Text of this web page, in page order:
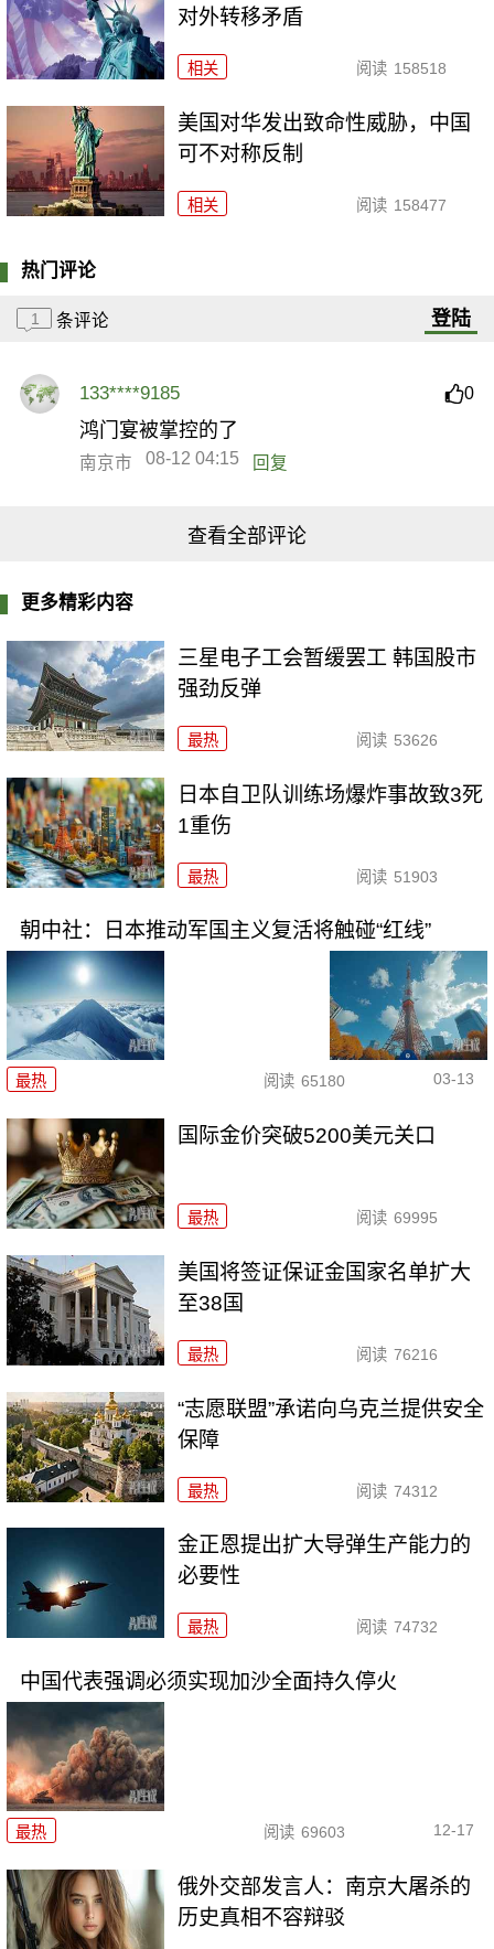
对外转移矛盾
相关 阅读 158518
美国对华发出致命性威胁，中国
可不对称反制
相关 阅读 158477
热门评论
1 条评论 登陆
133****9185 0
鸿门宴被掌控的了
南京市 08-12 04:15 回复
查看全部评论
更多精彩内容
三星电子工会暂缓罢工 韩国股市
强劲反弹
最热 阅读 53626
日本自卫队训练场爆炸事故致3死
1重伤
最热 阅读 51903
朝中社：日本推动军国主义复活将触碰“红线”
最热 阅读 65180 03-13
国际金价突破5200美元关口
最热 阅读 69995
美国将签证保证金国家名单扩大
至38国
最热 阅读 76216
“志愿联盟”承诺向乌克兰提供安全
保障
最热 阅读 74312
金正恩提出扩大导弹生产能力的
必要性
最热 阅读 74732
中国代表强调必须实现加沙全面持久停火
最热 阅读 69603 12-17
俄外交部发言人：南京大屠杀的
历史真相不容辩驳